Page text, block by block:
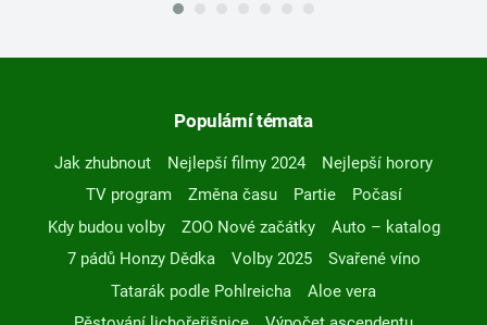
Populární témata
Jak zhubnout Nejlepší filmy 2024
Nejlepší horory
TV program
Změna času Partie
Počasí
Kdy budou volby
ZOO Nové začátky
Auto – katalog
7 pádů Honzy Dědka
Volby 2025
Svařené víno
Tatarák podle Pohlreicha
Aloe vera